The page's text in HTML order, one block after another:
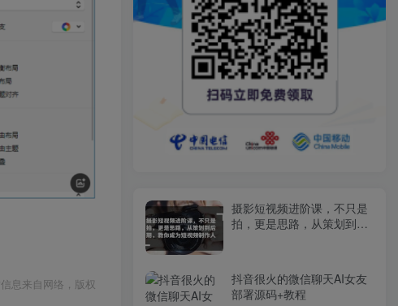
息来自网络，版权
摄影短视频进阶课，不只是
拍，更是思路，从策划到后
抖音很火的微信聊天AI女友
部署源码+教程